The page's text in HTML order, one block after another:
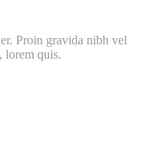
Proin gravida nibh vel
lorem quis.